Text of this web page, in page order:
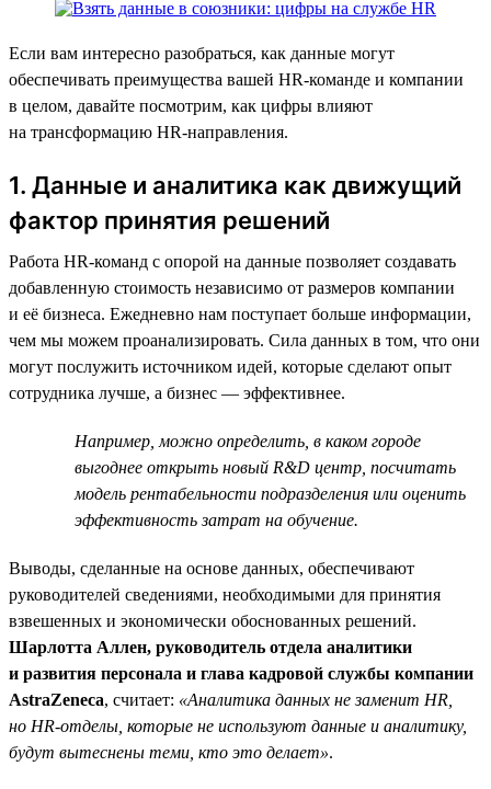
Если вам интересно разобраться, как данные могут
обеспечивать преимущества вашей HR-команде и компании
в целом, давайте посмотрим, как цифры влияют
на трансформацию HR-направления.
1. Данные и аналитика как движущий
фактор принятия решений
Работа HR-команд с опорой на данные позволяет создавать
добавленную стоимость независимо от размеров компании
и её бизнеса. Ежедневно нам поступает больше информации,
чем мы можем проанализировать. Сила данных в том, что они
могут послужить источником идей, которые сделают опыт
сотрудника лучше, а бизнес — эффективнее.
Например, можно определить, в каком городе
выгоднее открыть новый R&D центр, посчитать
модель рентабельности подразделения или оценить
эффективность затрат на обучение.
Выводы, сделанные на основе данных, обеспечивают
руководителей сведениями, необходимыми для принятия
взвешенных и экономически обоснованных решений.
Шарлотта Аллен, руководитель отдела аналитики
и развития персонала и глава кадровой службы компании
AstraZeneca, считает: «Аналитика данных не заменит HR,
но HR-отделы, которые не используют данные и аналитику,
будут вытеснены теми, кто это делает».